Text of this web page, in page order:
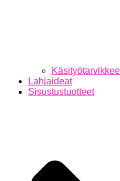
Lahjaideat
Sisustustuotteet